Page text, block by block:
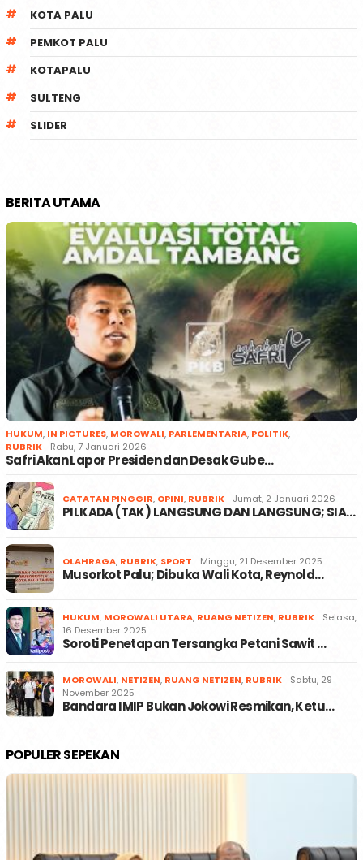
KOTA PALU
PEMKOT PALU
KOTAPALU
SULTENG
SLIDER
BERITA UTAMA
HUKUM, IN PICTURES, MOROWALI, PARLEMENTARIA, POLITIK,
RUBRIK
Rabu, 7 Januari 2026
Safri Akan Lapor Presiden dan Desak Gube…
CATATAN PINGGIR, OPINI, RUBRIK Jumat, 2 Januari 2026
PILKADA (TAK) LANGSUNG DAN LANGSUNG; SIA…
OLAHRAGA, RUBRIK, SPORT Minggu, 21 Desember 2025
Musorkot Palu; Dibuka Wali Kota, Reynold…
HUKUM, MOROWALI UTARA, RUANG NETIZEN, RUBRIK
Selasa,
16 Desember 2025
Soroti Penetapan Tersangka Petani Sawit …
MOROWALI, NETIZEN, RUANG NETIZEN, RUBRIK
Sabtu, 29
November 2025
Bandara IMIP Bukan Jokowi Resmikan, Ketu…
POPULER SEPEKAN